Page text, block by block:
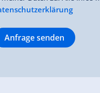
Anfrage senden